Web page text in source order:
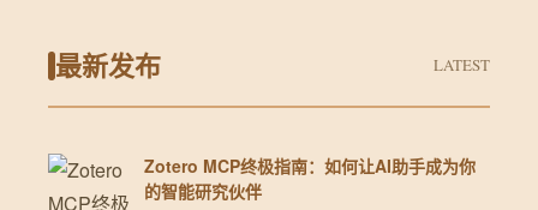
最新发布 LATEST
Zotero MCP终极指南：如何让AI助手成为你
的智能研究伙伴